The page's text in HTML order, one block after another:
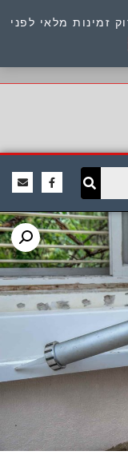
זמינות מלאי לפני
כתובת : היוזמים 9 אור יהודה שירות לקוחות 054-